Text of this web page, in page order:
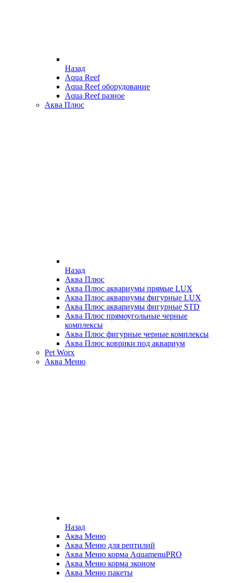
Назад
Aqua Reef
Aqua Reef оборудование
Aqua Reef разное
Аква Плюс
Назад
Аква Плюс
Аква Плюс аквариумы прямые LUX
Аква Плюс аквариумы фигурные LUX
Аква Плюс аквариумы фигурные STD
Аква Плюс прямоугольные черные
комплексы
Аква Плюс фигурные черные комплексы
Аква Плюс коврики под аквариум
Pet Worx
Аква Меню
Назад
Аква Меню
Аква Меню для рептилий
Аква Меню корма AquamenuPRO
Аква Меню корма эконом
Аква Меню пакеты